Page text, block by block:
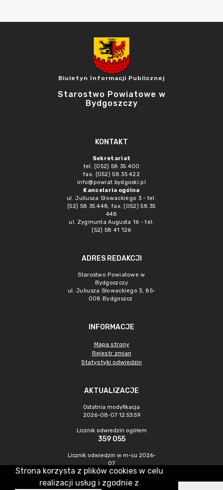
Biuletyn Informacji Publicznej
Starostwo Powiatowe w
Bydgoszczy
KONTAKT
Sekretariat
tel. (052) 58 35 400
fax. (052) 58 35 422
info@powiat.bydgoski.pl
Kancelaria ogólna
ul. Juliusza Słowackiego 3 - tel.
(52) 58 35 448, fax. (052) 58 35
448
ul. Zygmunta Augusta 16 - tel.
(52) 58 41 126
ADRES REDAKCJI
Starostwo Powiatowe w
Bydgoszczy
ul. Juliusza Słowackiego 3, 85-
008 Bydgoszcz
INFORMACJE
Mapa strony
Rejestr zmian
Statystyki odwiedzin
AKTUALIZACJE
Ostatnia modyfikacja
2026-08-07 12:53:59
Licznik odwiedzin ogółem
359 055
Licznik odwiedzin w m-cu 2026-
07
950
Strona korzysta z plików cookies w celu
realizacji usług i zgodnie z